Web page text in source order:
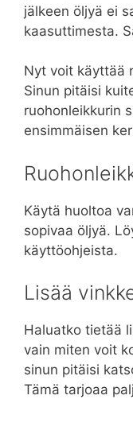
jälkeen öljyä ei
kaasuttimesta.
Nyt voit käyttää
Sinun pitäisi
ruohonleikkurin
ensimmäisen
Käytä huoltoa
sopivaa öljyä.
käyttöohjeista.
Lisää
Haluatko tietää
vain miten voit
sinun pitäisi
Tämä tarjoaa